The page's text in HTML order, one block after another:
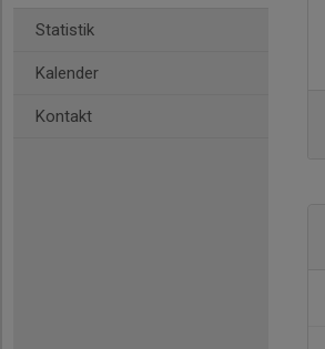
Statistik
Kalender
Kontakt